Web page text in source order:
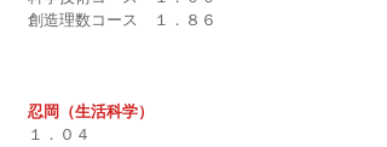
創造理数コース　１．８６
忍岡（生活科学）
１．０４